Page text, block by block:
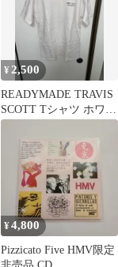
¥ 2,500
READYMADE TRAVIS
SCOTT Tシャツ ホワイ
ト
¥4,800
Pizzicato Five HMV限定